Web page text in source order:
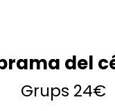
del
Grups 24€